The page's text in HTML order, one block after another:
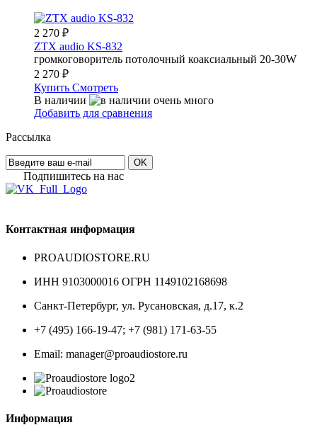
2 270 ₽
ZTX audio KS-832
громкоговоритель потолочный коаксиальный 20-30W
2 270 ₽
Купить Смотреть
В наличии
Добавить для сравнения
Рассылка
OK
Подпишитесь на наc
Контактная информация
PROAUDIOSTORE.RU
ИНН 9103000016 ОГРН 1149102168698
Санкт-Петербург, ул. Русановская, д.17, к.2
+7 (495) 166-19-47; +7 (981) 171-63-55
Email: manager@proaudiostore.ru
Информация